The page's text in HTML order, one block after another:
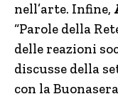
nell’arte. Infine,
“Parole della
delle reazioni
discusse della
con la